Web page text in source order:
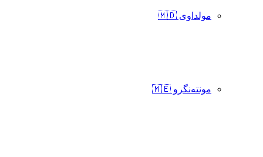
مولداوی 🇲🇩
مونته‌نگرو 🇲🇪